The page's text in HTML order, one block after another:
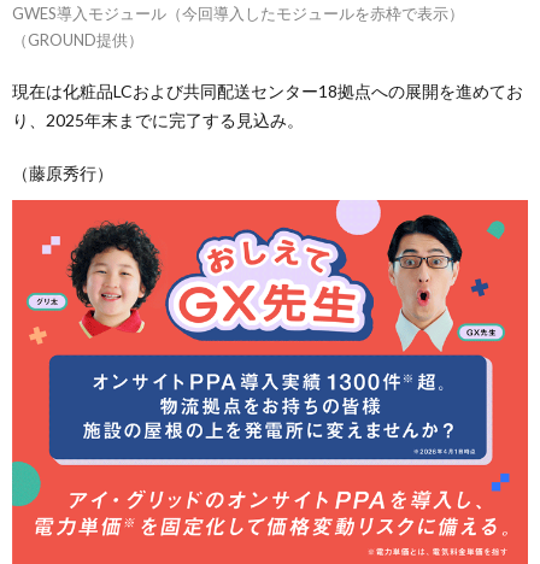
GWES導入モジュール（今回導入したモジュールを赤枠で表示）
（GROUND提供）
現在は化粧品LCおよび共同配送センター18拠点への展開を進めてお
り、2025年末までに完了する見込み。
（藤原秀行）